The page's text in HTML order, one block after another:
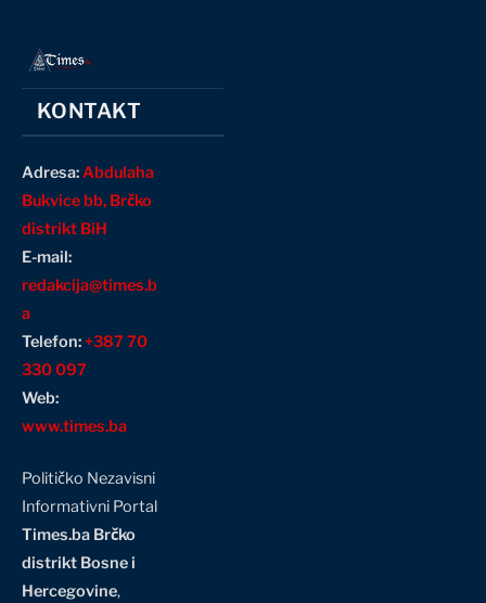
KONTAKT
Adresa:Abdulaha
Bukvice bb, Brčko
distrikt BiH
E-mail:
redakcija@times.b
a
Telefon:+387 70
330 097
Web:
www.times.ba
Političko Nezavisni
Informativni Portal
Times.ba Brčko
distrikt Bosne i
Hercegovine,